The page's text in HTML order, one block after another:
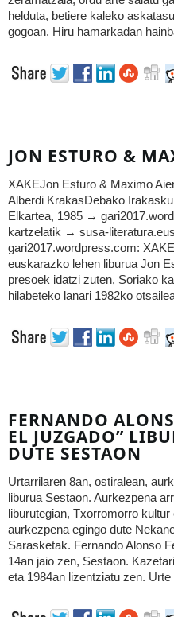
helduta, betiere kaleko
gogoan. Hiru hamarkadan
JON ESTURO &
XAKEJon Esturo & Maximo
Alberdi KrakasDebako
Elkartea, 1985 →
kartzelatik → susa-
gari2017.wordpress.com:
euskarazko lehen liburua Jon
presoek idatzi zuten, Soriako
hilabeteko lanari 1982ko
FERNANDO
EL JUZGADO”
DUTE SESTAON
Urtarrilaren 8an, ostiralean,
liburua Sestaon. Aurkezpena
liburutegian, Txorromorro
aurkezpena egingo dute
Sarasketak. Fernando Alonso
14an jaio zen, Sestaon.
eta 1984an lizentziatu zen.